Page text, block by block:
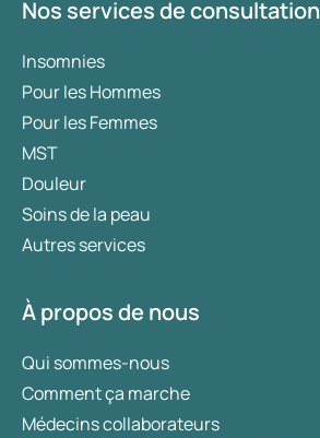
Nos services de consultation
Insomnies
Pour les Hommes
Pour les Femmes
MST
Douleur
Soins de la peau
Autres services
À propos de nous
Qui sommes-nous
Comment ça marche
Médecins collaborateurs